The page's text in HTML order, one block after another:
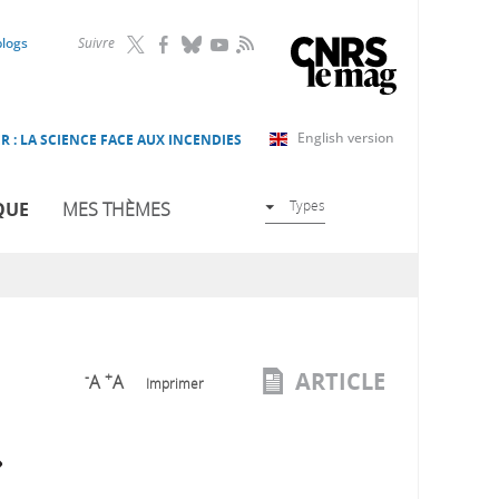
Suivre RSS
English version
: LA SCIENCE FACE AUX INCENDIES
MES THÈMES Types
-A +A Imprimer ARTICLE